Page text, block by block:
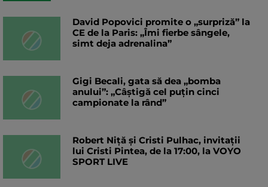
David Popovici promite o „surpriză” la
CE de la Paris: „Îmi fierbe sângele,
simt deja adrenalina”
Gigi Becali, gata să dea „bomba
anului”: „Câștigă cel puțin cinci
campionate la rând”
Robert Niță și Cristi Pulhac, invitații
lui Cristi Pintea, de la 17:00, la VOYO
SPORT LIVE